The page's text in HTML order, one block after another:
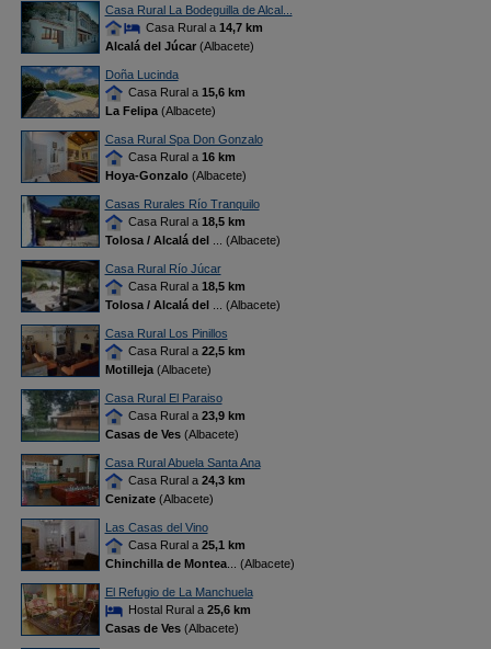
Casa Rural La Bodeguilla de Alcal...
Casa Rural a 14,7 km
Alcalá del Júcar(Albacete)
Doña Lucinda
Casa Rural a 15,6 km
La Felipa(Albacete)
Casa Rural Spa Don Gonzalo
Casa Rural a 16 km
Hoya-Gonzalo(Albacete)
Casas Rurales Río Tranquilo
Casa Rural a 18,5 km
Tolosa / Alcalá del
... (Albacete)
Casa Rural Río Júcar
Casa Rural a 18,5 km
Tolosa / Alcalá del
... (Albacete)
Casa Rural Los Pinillos
Casa Rural a 22,5 km
Motilleja(Albacete)
Casa Rural El Paraiso
Casa Rural a 23,9 km
Casas de Ves(Albacete)
Casa Rural Abuela Santa Ana
Casa Rural a 24,3 km
Cenizate(Albacete)
Las Casas del Vino
Casa Rural a 25,1 km
Chinchilla de Montea... (Albacete)
El Refugio de La Manchuela
Hostal Rural a 25,6 km
Casas de Ves(Albacete)